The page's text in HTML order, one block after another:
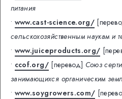
питания
• www.cast-science.org/
сельскохозяйственным наукам и
• www.juiceproducts.org/
• ccof.org/ [перевод] Союз
занимающихся органическим
• www.soygrowers.com/